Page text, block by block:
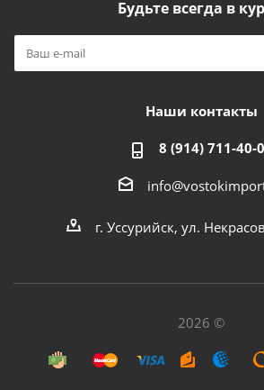
Будьте всегда в
Наши контакты
8 (914) 711-40-
г. Уссурийск, ул.
2026 ©